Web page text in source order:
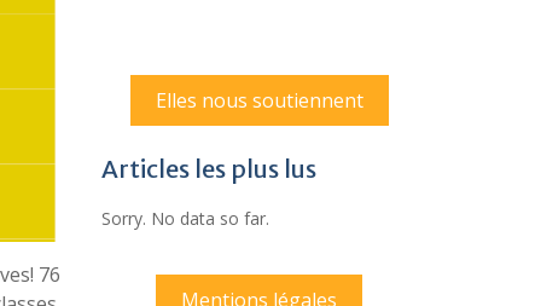
76
Elles nous soutiennent
Articles les plus lus
Sorry. No data so far.
Mentions légales